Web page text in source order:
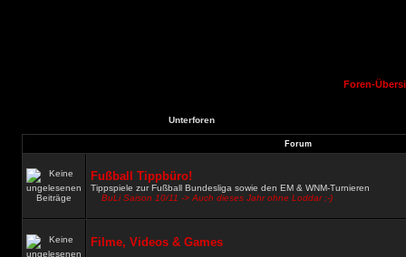
Foren-
Unterforen
Forum
Fußball Tippbüro!
Tippspiele zur Fußball Bundesliga sowie den EM & WNM-Turnieren
BuLi Saison 10/11 -> Auch dieses Jahr ohne Loddar ;-)
Filme, Videos & Games